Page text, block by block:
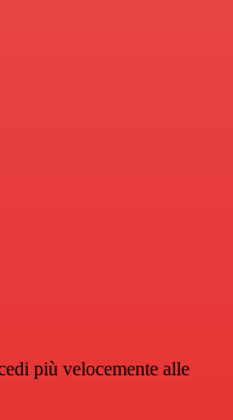
più velocemente alle